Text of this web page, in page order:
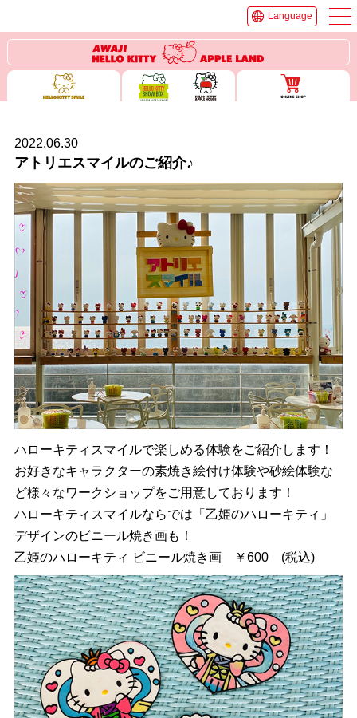
Language
2022.06.30
アトリエスマイルのご紹介♪
ハローキティスマイルで楽しめる体験をご紹介します！
お好きなキャラクターの素焼き絵付け体験や砂絵体験な
ど様々なワークショップをご用意しております！
ハローキティスマイルならでは「乙姫のハローキティ」
デザインのビニール焼き画も！
乙姫のハローキティ ビニール焼き画 ￥600 (税込)